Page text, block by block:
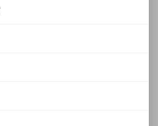
大马检验与检疫局
局联手调查此事。”
以对该犯罪集团展开相
为他们的行为已经引起